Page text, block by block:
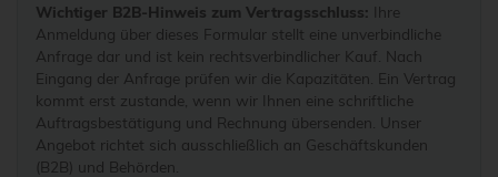
Wichtiger B2B-Hinweis zum Vertragsschluss: Ihre
Anmeldung über dieses Formular stellt eine unverbindliche
Anfrage dar und ist kein rechtsverbindlicher Kauf. Nach
Eingang der Anfrage prüfen wir die Kapazitäten. Ein Vertrag
kommt erst zustande, wenn wir Ihnen eine schriftliche
Auftragsbestätigung und Rechnung übersenden. Unser
Angebot richtet sich ausschließlich an Geschäftskunden
(B2B) und Behörden.